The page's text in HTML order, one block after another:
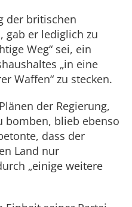
der britischen
gab er lediglich zu
Weg“ sei, ein
„in eine
Waffen“ zu stecken.
der Regierung,
bomben, blieb ebenso
dass der
Land nur
„einige weitere